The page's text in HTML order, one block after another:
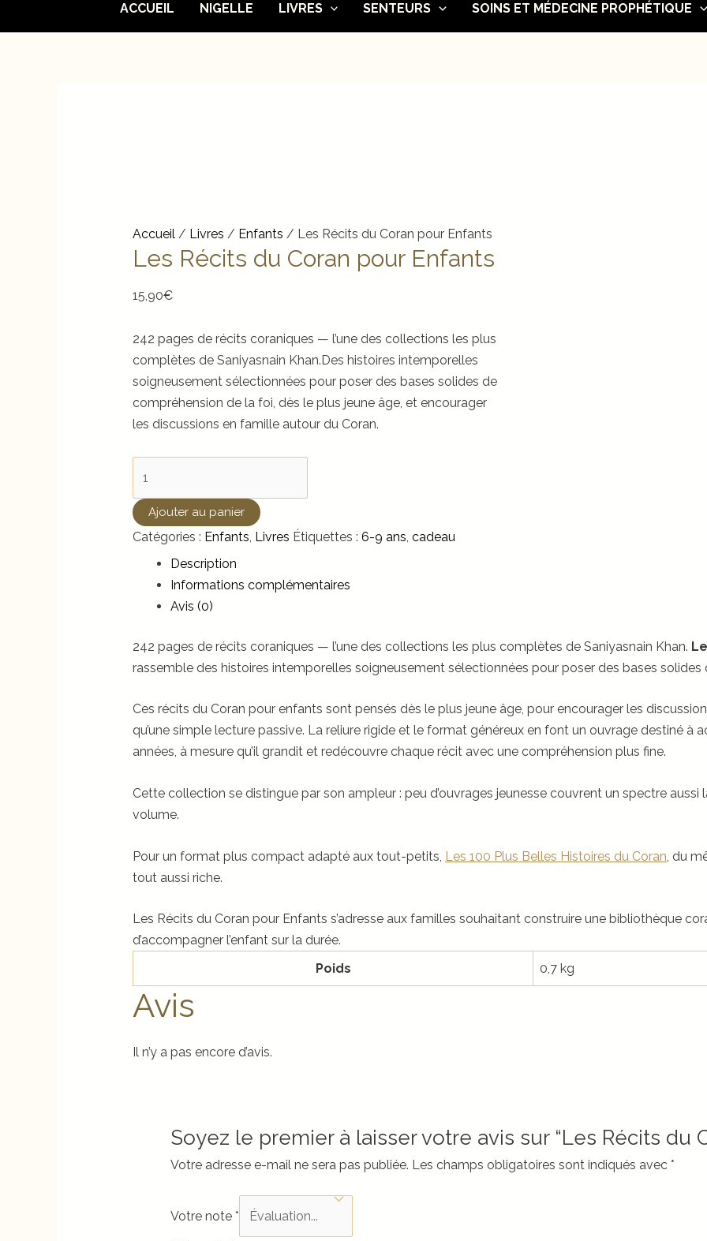
ACCUEIL NIGELLE LIVRES SENTEURS SOINS ET MÉDECINE PROPHÉTIQUE
Accueil / Livres / Enfants / Les Récits du Coran pour Enfants
Les Récits du Coran pour Enfants
15,90€
242 pages de récits coraniques — l’une des collections les plus
complètes de Saniyasnain Khan.Des histoires intemporelles
soigneusement sélectionnées pour poser des bases solides de
compréhension de la foi, dès le plus jeune âge, et encourager
les discussions en famille autour du Coran.
Les
Récits
Enfants
Ajouter au panier
Catégories : Enfants, Livres Étiquettes : 6-9 ans, cadeau
Description
Informations complémentaires
Avis (0)
242 pages de récits coraniques — l’une des collections les plus complètes de Saniyasnain Khan.
rassemble des histoires intemporelles soigneusement sélectionnées pour poser des bases solides
Ces récits du Coran pour enfants sont pensés dès le plus jeune âge, pour encourager les
qu’une simple lecture passive. La reliure rigide et le format généreux en font un ouvrage destiné à
années, à mesure qu’il grandit et redécouvre chaque récit avec une compréhension plus fine.
Cette collection se distingue par son ampleur : peu d’ouvrages jeunesse couvrent un spectre
volume.
Pour un format plus compact adapté aux tout-petits, Les 100 Plus Belles Histoires du Coran , du
tout aussi riche.
Les Récits du Coran pour Enfants s’adresse aux familles souhaitant construire une bibliothèque
d’accompagner l’enfant sur la durée.
Poids
0,7 kg
Avis
Il n’y a pas encore d’avis.
Soyez le premier à laisser votre avis sur “Les Récits du
Votre adresse e-mail ne sera pas publiée. Les champs obligatoires sont indiqués avec *
Votre note *